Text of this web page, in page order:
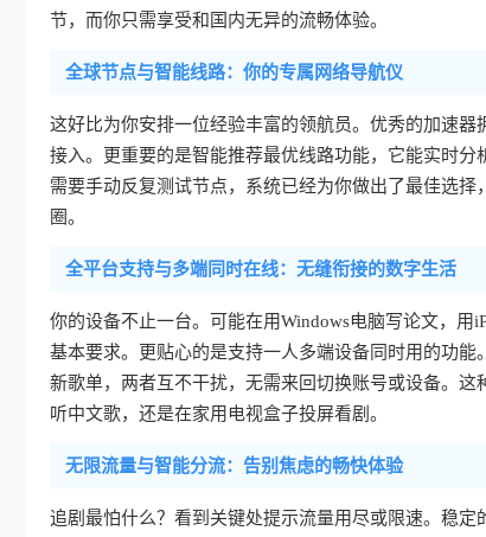
节，而你只需享受和国内无异的流畅体验。
全球节点与智能线路：你的专属网络导航仪
这好比为你安排一位经验丰富的领航员。优秀的加速
接入。更重要的是智能推荐最优线路功能，它能实时
需要手动反复测试节点，系统已经为你做出了最佳选
圈。
全平台支持与多端同时在线：无缝衔接的数字生活
你的设备不止一台。可能在用Windows电脑写论文，用
基本要求。更贴心的是支持一人多端设备同时用的功
新歌单，两者互不干扰，无需来回切换账号或设备。
听中文歌，还是在家用电视盒子投屏看剧。
无限流量与智能分流：告别焦虑的畅快体验
追剧最怕什么？看到关键处提示流量用尽或限速。稳